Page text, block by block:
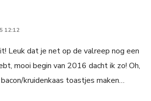
12:12
Leuk dat je net op de valreep nog een
mooi begin van 2016 dacht ik zo! Oh,
kruidenkaas toastjes maken…